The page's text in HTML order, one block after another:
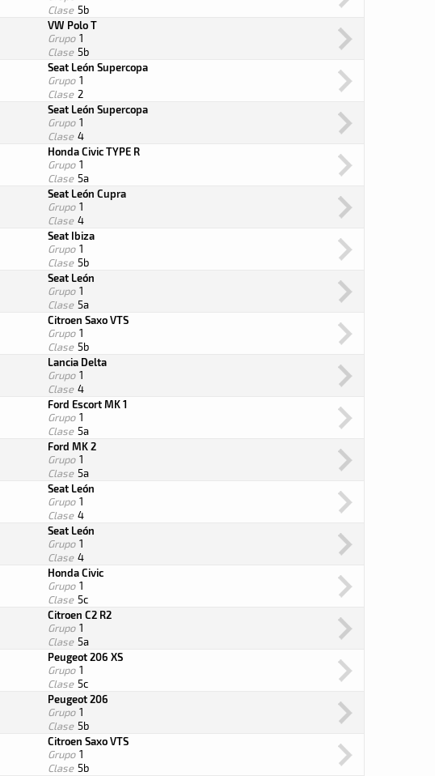
Clase 5b
VW Polo T
Grupo 1
Clase 5b
Seat León Supercopa
Grupo 1
Clase 2
Seat León Supercopa
Grupo 1
Clase 4
Honda Civic TYPE R
Grupo 1
Clase 5a
Seat León Cupra
Grupo 1
Clase 4
Seat Ibiza
Grupo 1
Clase 5b
Seat León
Grupo 1
Clase 5a
Citroen Saxo VTS
Grupo 1
Clase 5b
Lancia Delta
Grupo 1
Clase 4
Ford Escort MK 1
Grupo 1
Clase 5a
Ford MK 2
Grupo 1
Clase 5a
Seat León
Grupo 1
Clase 4
Seat León
Grupo 1
Clase 4
Honda Civic
Grupo 1
Clase 5c
Citroen C2 R2
Grupo 1
Clase 5a
Peugeot 206 XS
Grupo 1
Clase 5c
Peugeot 206
Grupo 1
Clase 5b
Citroen Saxo VTS
Grupo 1
Clase 5b